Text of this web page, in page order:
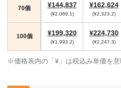
70個 ¥144,837
(¥2,069.1)
¥162,624
(¥2,323.2)
100個 ¥199,320
(¥1,993.2)
¥224,730
(¥2,247.3)
※価格表内の「¥」は税込み単価を意